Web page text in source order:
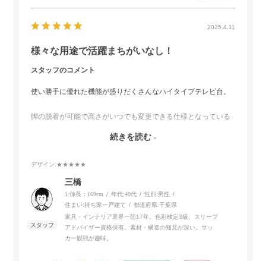
2025.4.11
様々な用途で活躍まちがいなし！
スタッフのコメント
使い勝手に優れた機能が盛りだくさんなハイタイプテレビ台。
脚の脱着が可能で高さがいつでも変更できる仕様となっている
また、補助テーブルとして使用可能なスライドテーブルや収納
内部にもプリンターなどが置けるスライド棚板がついているの
でテレビ台以外にもオフィスなどでの収納家具やリビングでの
サイドボードとして多目的な用途に対応しています。
また、扉は横方向へのスライド式となっているので開閉時のス
ペースを最小限に抑えられ、省スペースでご利用いただけるの
続きを読む
デザイン:★★★★★
三橋
1:伸長：169cm 年代:40代 性別:男性
住まい:持ち家一戸建て 都道府県:千葉県
家具・インテリア業界一筋17年。色彩検定3級、スリープ
アドバイザー資格保有。素材・構造の知見が深い。サッ
カー観戦が趣味。